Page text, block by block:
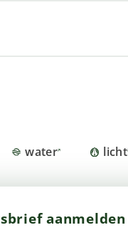
water licht
aanmelden